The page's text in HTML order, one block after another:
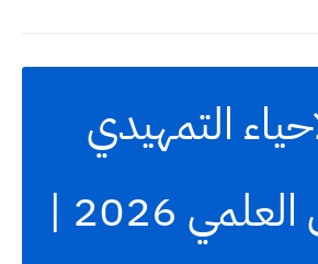
التمهيدي
السادس العلمي 2026 |